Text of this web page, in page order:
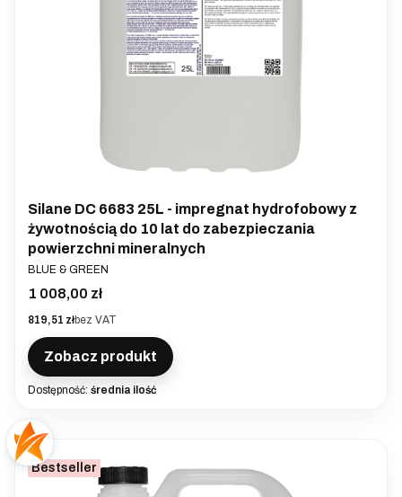
Silane DC 6683 25L - impregnat hydrofobowy z
żywotnością do 10 lat do zabezpieczania
powierzchni mineralnych
PRODUCENT
BLUE & GREEN
Cena
1 008,00 zł
Cena
819,51 złbez VAT
Zobacz produkt
Dostępność: średnia ilość
Bestseller